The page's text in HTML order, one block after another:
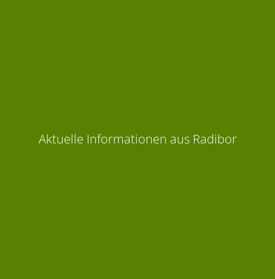
Aktuelle Informationen aus Radibor